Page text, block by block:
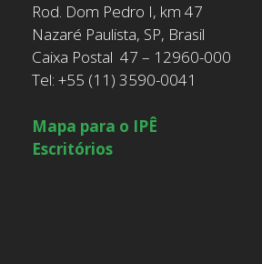
Rod. Dom Pedro I, km 47
Nazaré Paulista, SP, Brasil
Caixa Postal 47 – 12960-000
Tel: +55 (11) 3590-0041
Mapa para o IPÊ
Escritórios